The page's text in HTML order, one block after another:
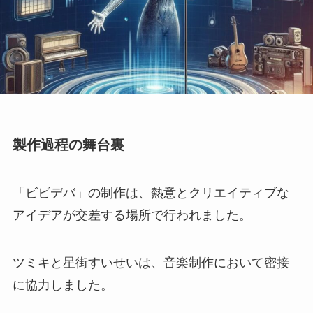
製作過程の舞台裏
「ビビデバ」の制作は、熱意とクリエイティブな
アイデアが交差する場所で行われました。
ツミキと星街すいせいは、音楽制作において密接
に協力しました。